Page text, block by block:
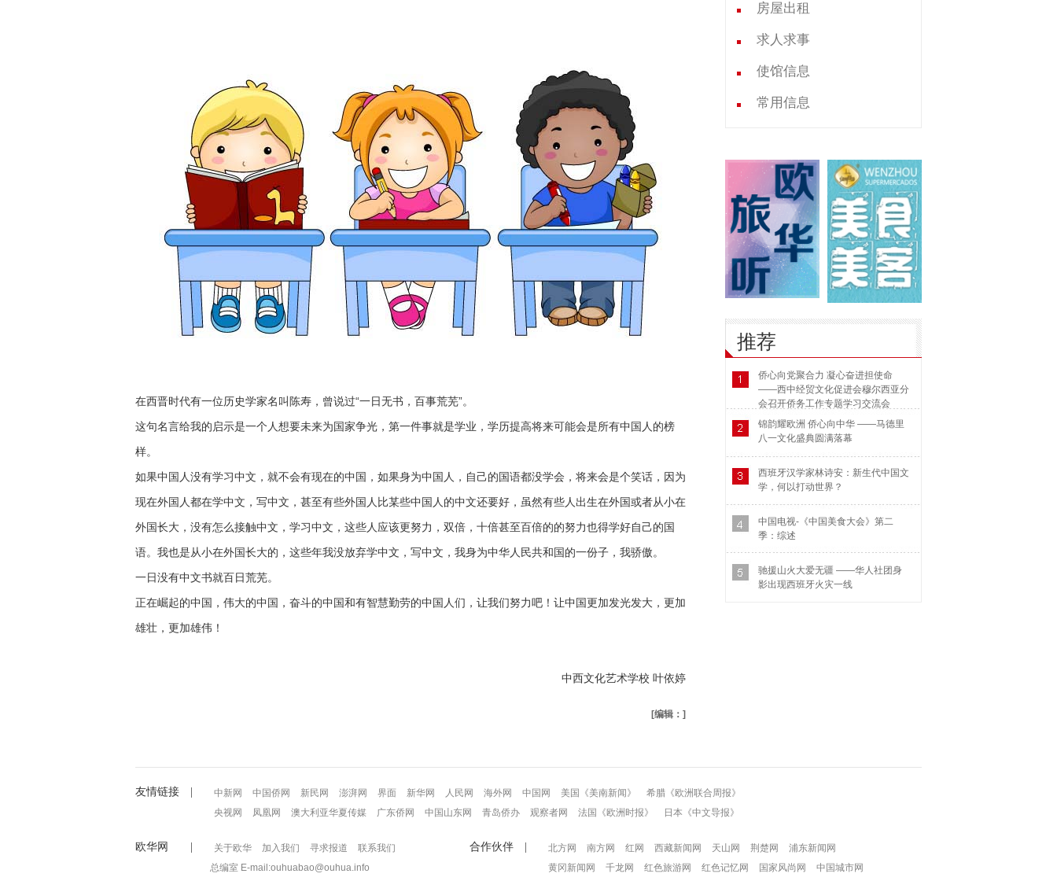
在西晋时代有一位历史学家名叫陈寿，曾说过“一日无书，百事荒芜”。
这句名言给我的启示是一个人想要未来为国家争光，第一件事就是学业，学历提高将来可能会是所有中国人的榜
样。
如果中国人没有学习中文，就不会有现在的中国，如果身为中国人，自己的国语都没学会，将来会是个笑话，因为
现在外国人都在学中文，写中文，甚至有些外国人比某些中国人的中文还要好，虽然有些人出生在外国或者从小在
外国长大，没有怎么接触中文，学习中文，这些人应该更努力，双倍，十倍甚至百倍的的努力也得学好自己的国
语。我也是从小在外国长大的，这些年我没放弃学中文，写中文，我身为中华人民共和国的一份子，我骄傲。
一日没有中文书就百日荒芜。
正在崛起的中国，伟大的中国，奋斗的中国和有智慧勤劳的中国人们，让我们努力吧！让中国更加发光发大，更加
雄壮，更加雄伟！
中西文化艺术学校 叶依婷
[编辑：]
房屋出租
求人求事
使馆信息
常用信息
推荐
侨心向党聚合力 凝心奋进担使命
——西中经贸文化促进会穆尔西亚分
会召开侨务工作专题学习交流会
锦韵耀欧洲 侨心向中华 ——马德里
八一文化盛典圆满落幕
西班牙汉学家林诗安：新生代中国文
学，何以打动世界？
中国电视-《中国美食大会》第二
季：综述
驰援山火大爱无疆 ——华人社团身
影出现西班牙火灾一线
友情链接 | 中新网 中国侨网 新民网 澎湃网 界面 新华网 人民网 海外网 中国网 美国《美南新闻》
希腊《欧洲联合周报》
央视网
凤凰网 澳大利亚华夏传媒 广东侨网 中国山东网 青岛侨办 观察者网 法国《欧洲时报》 日本《中文导报》
欧华网 | 关于欧华 加入我们 寻求报道
联系我们
总编室 E-mail:ouhuabao@ouhua.info
合作伙伴 | 北方网 南方网 红网 西藏新闻网 天山网 荆楚网
浦东新闻网
黄冈新闻网
千龙网 红色旅游网 红色记忆网 国家风尚网 中国城市网